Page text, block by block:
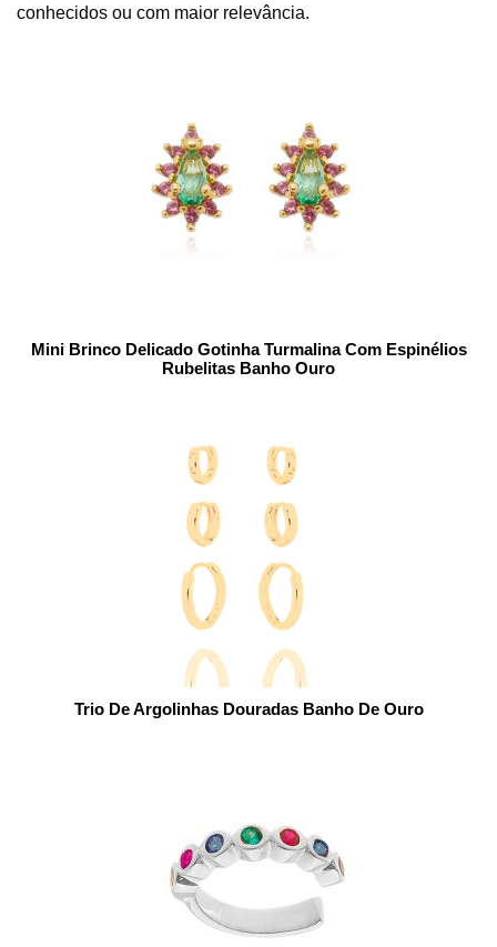
conhecidos ou com maior relevância.
Mini Brinco Delicado Gotinha Turmalina Com Espinélios
Rubelitas Banho Ouro
Trio De Argolinhas Douradas Banho De Ouro